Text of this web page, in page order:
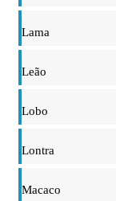
Lama
Leão
Lobo
Lontra
Macaco